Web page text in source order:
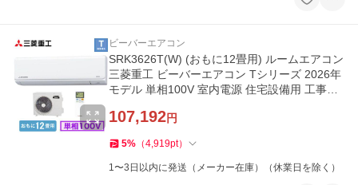
ビーバーエアコン
SRK3626T(W) (おもに12畳用) ルームエアコン
三菱重工 ビーバーエアコン Tシリーズ 2026年
モデル 単相100V 室内電源 住宅設備用 工事費
107,192円
5% （4,919pt）
1〜3日以内に発送（メーカー在庫）（休業日を除く）